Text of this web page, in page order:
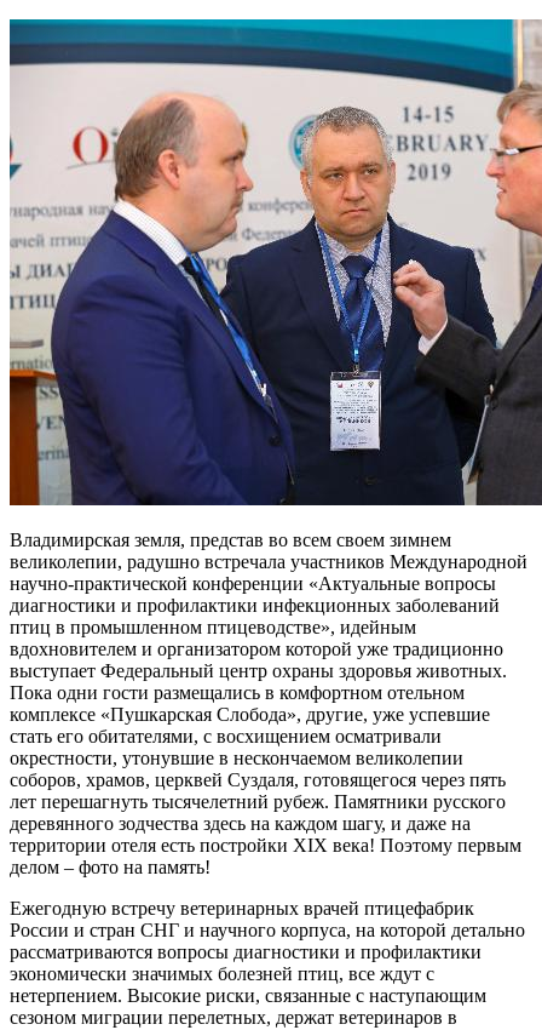
Владимирская земля, представ во всем своем зимнем
великолепии, радушно встречала участников Международной
научно-практической конференции «Актуальные вопросы
диагностики и профилактики инфекционных заболеваний
птиц в промышленном птицеводстве», идейным
вдохновителем и организатором которой уже традиционно
выступает Федеральный центр охраны здоровья животных.
Пока одни гости размещались в комфортном отельном
комплексе «Пушкарская Слобода», другие, уже успевшие
стать его обитателями, с восхищением осматривали
окрестности, утонувшие в нескончаемом великолепии
соборов, храмов, церквей Суздаля, готовящегося через пять
лет перешагнуть тысячелетний рубеж. Памятники русского
деревянного зодчества здесь на каждом шагу, и даже на
территории отеля есть постройки XIX века! Поэтому первым
делом – фото на память!
Ежегодную встречу ветеринарных врачей птицефабрик
России и стран СНГ и научного корпуса, на которой детально
рассматриваются вопросы диагностики и профилактики
экономически значимых болезней птиц, все ждут с
нетерпением. Высокие риски, связанные с наступающим
сезоном миграции перелетных, держат ветеринаров в